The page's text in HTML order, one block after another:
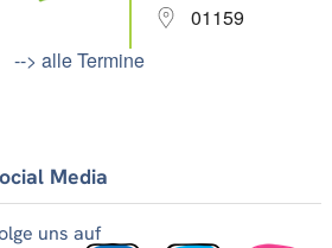
01159
--> alle Termine
Media
uns auf